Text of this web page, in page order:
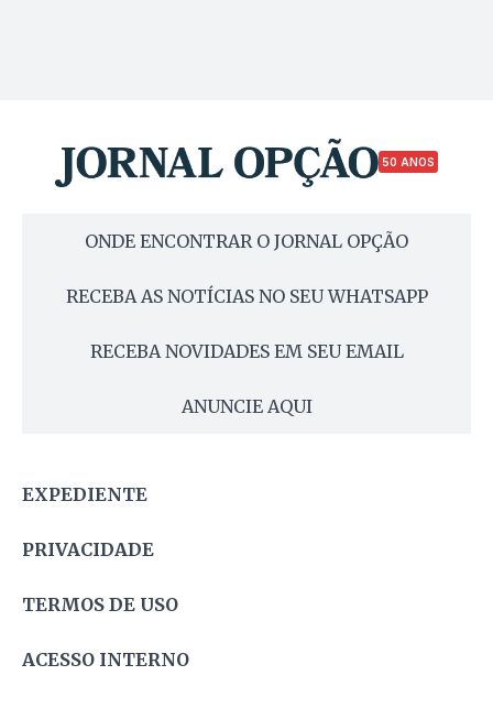
50 ANOS
ONDE ENCONTRAR O JORNAL OPÇÃO
RECEBA AS NOTÍCIAS NO SEU WHATSAPP
RECEBA NOVIDADES EM SEU EMAIL
ANUNCIE AQUI
EXPEDIENTE
PRIVACIDADE
TERMOS DE USO
ACESSO INTERNO